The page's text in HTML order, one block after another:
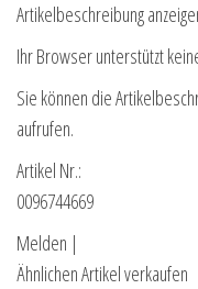
Artikelbeschreibung
Ihr Browser unterstützt
Sie können die
aufrufen.
Artikel Nr.:
0096744669
Melden |
Ähnlichen Artikel verkaufen